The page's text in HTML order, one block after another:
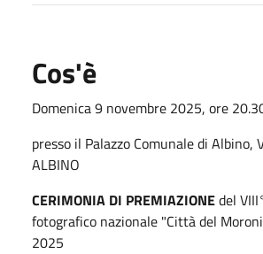
Cos'è
Domenica 9 novembre 2025, ore
presso il Palazzo Comunale di Albino,
ALBINO
CERIMONIA DI PREMIAZIONEdel
fotografico nazionale "Città del
2025